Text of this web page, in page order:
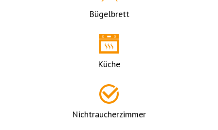
Bügelbrett
Küche
Nichtraucherzimmer